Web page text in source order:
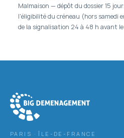
Malmaison — dépôt du dossier 15
l'éligibilité du créneau (hors samedi
de la signalisation 24 à 48 h avant le
PARIS · ÎLE-DE-FRANCE